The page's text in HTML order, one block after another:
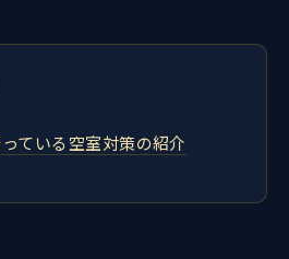
ている空室対策の紹介